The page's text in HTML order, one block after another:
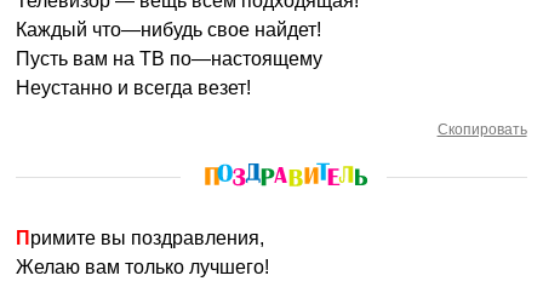
Каждый что—нибудь свое найдет!
Пусть вам на ТВ по—настоящему
Неустанно и всегда везет!
Скопировать
Примите вы поздравления,
Желаю вам только лучшего!